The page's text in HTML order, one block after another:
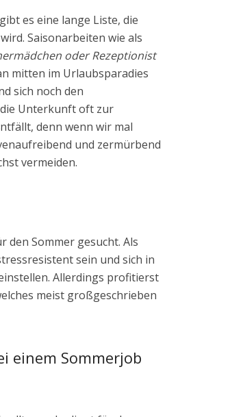
es eine lange Liste, die
Saisonarbeiten wie als
oder Rezeptionist
mitten im Urlaubsparadies
sich noch den
Unterkunft oft zur
denn wenn wir mal
und zermürbend
vermeiden.
Sommer gesucht. Als
sein und sich in
Allerdings profitierst
meist großgeschrieben
einem Sommerjob